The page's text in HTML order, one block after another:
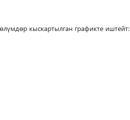
кыскартылган графикте иштейт: